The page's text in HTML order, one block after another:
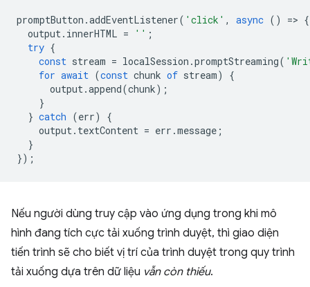
promptButton .addEventListener( 'click' , async () => {
output. innerHTML = '' ;
try {
const stream = localSession .promptStreaming(
for await (const chunk of stream)
{
output.append(chunk);
}
} catch (err)
{
output. textContent = err .message ;
}
});
Nếu người dùng truy cập vào ứng dụng trong khi mô
hình đang tích cực tải xuống trình duyệt, thì giao diện
tiến trình sẽ cho biết vị trí của trình duyệt trong quy trình
tải xuống dựa trên dữ liệu vẫn còn thiếu.